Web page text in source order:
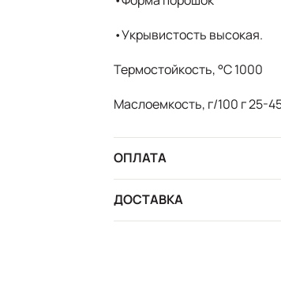
•Укрывистость высокая.
Термостойкость, °С 1000
Маслоемкость, г/100 г 25-
ОПЛАТА
ДОСТАВКА